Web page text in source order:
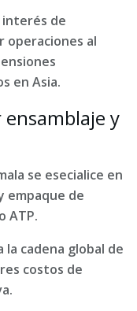
interés de
operaciones al
en Asia.
y
se esecialice en
empaque de
ATP.
la cadena global de
costos de